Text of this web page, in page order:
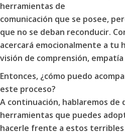
herramientas de
comunicación que se posee,
que no se deban reconducir.
acercará emocionalmente a tu
visión de comprensión,
Entonces, ¿cómo puedo
este proceso?
A continuación, hablaremos de
herramientas que puedes
hacerle frente a estos terribles